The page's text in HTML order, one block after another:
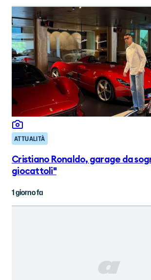
ATTUALITÀ
Cristiano Ronaldo, garage da
giocattoli"
1 giorno fa